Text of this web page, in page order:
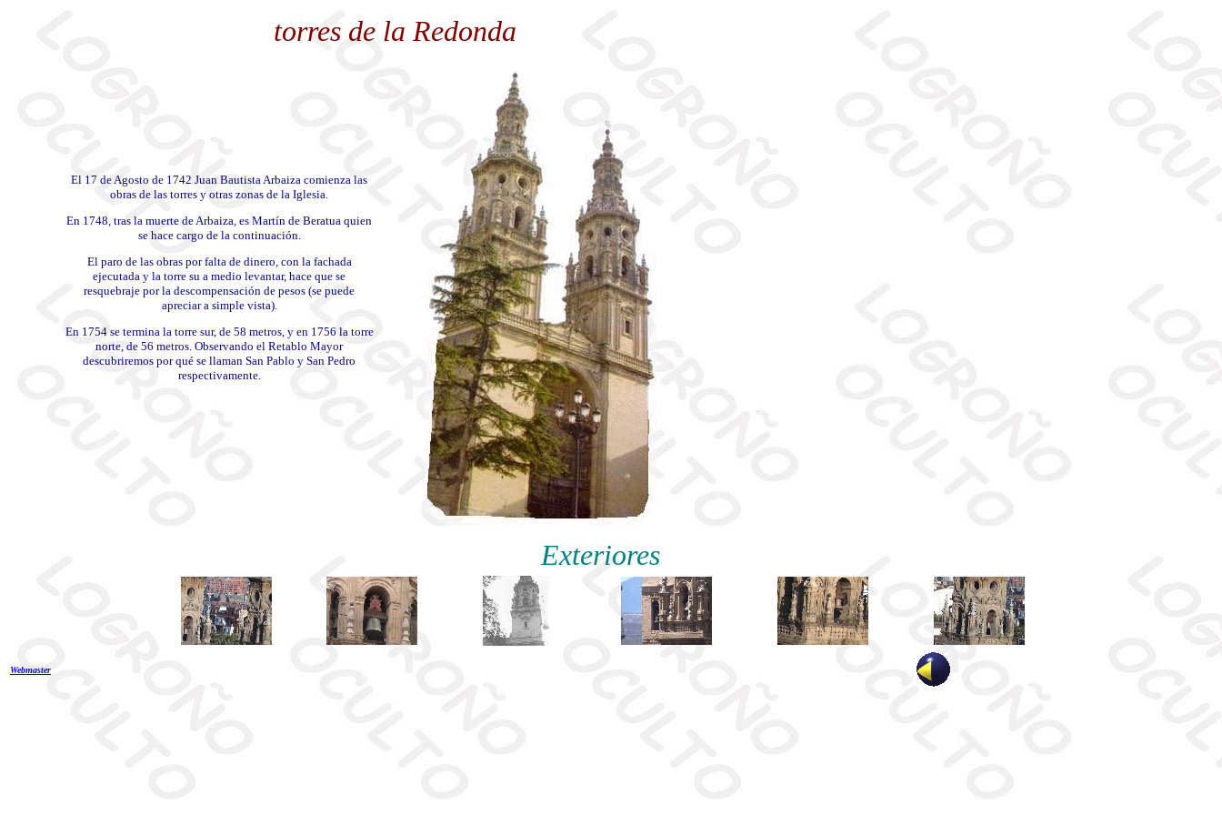
torres de la Redonda
El 17 de Agosto de 1742 Juan Bautista Arbaiza comienza las
obras de las torres y otras zonas de la Iglesia.
En 1748, tras la muerte de Arbaiza, es Martín de Beratua quien
se hace cargo de la continuación.
El paro de las obras por falta de dinero, con la fachada
ejecutada y la torre su a medio levantar, hace que se
resquebraje por la descompensación de pesos (se puede
apreciar a simple vista).
En 1754 se termina la torre sur, de 58 metros, y en 1756 la torre
norte, de 56 metros. Observando el Retablo Mayor
descubriremos por qué se llaman San Pablo y San Pedro
respectivamente.
Exteriores
Webmaster